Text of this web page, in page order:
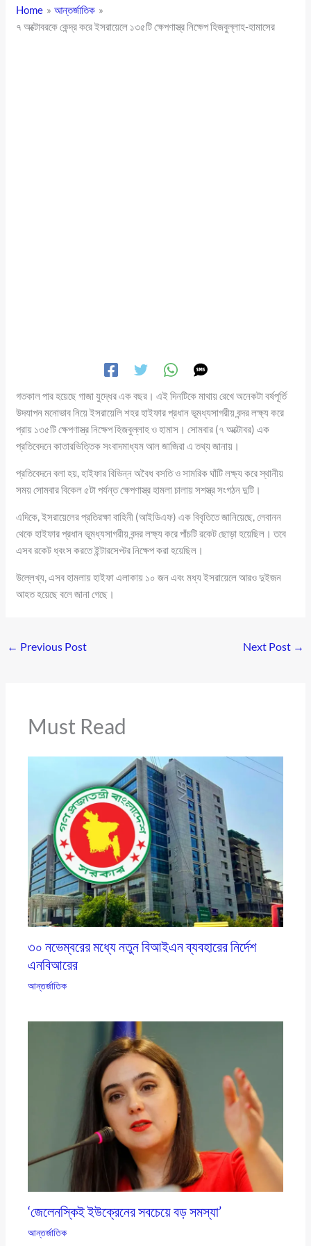
Home
আন্তর্জাতিক
৭ অক্টোবরকে কেন্দ্র করে ইসরায়েলে ১৩৫টি ক্ষেপণাস্ত্র নিক্ষেপ হিজবুল্লাহ-হামাসের
গতকাল পার হয়েছে গাজা যুদ্ধের এক বছর। এই দিনটিকে মাথায় রেখে অনেকটা বর্ষপূর্তি
উদযাপন মনোভাব নিয়ে ইসরায়েলি শহর হাইফার প্রধান ভূমধ্যসাগরীয় বন্দর লক্ষ্য করে
প্রায় ১৩৫টি ক্ষেপণাস্ত্র নিক্ষেপ হিজবুল্লাহ ও হামাস। সোমবার (৭ অক্টোবর) এক
প্রতিবেদনে কাতারভিত্তিক সংবাদমাধ্যম আল জাজিরা এ তথ্য জানায়।
প্রতিবেদনে বলা হয়, হাইফার বিভিন্ন অবৈধ বসতি ও সামরিক ঘাঁটি লক্ষ্য করে স্থানীয়
সময় সোমবার বিকেল ৫টা পর্যন্ত ক্ষেপণাস্ত্র হামলা চালায় সশস্ত্র সংগঠন দুটি।
এদিকে, ইসরায়েলের প্রতিরক্ষা বাহিনী (আইডিএফ) এক বিবৃতিতে জানিয়েছে, লেবানন
থেকে হাইফার প্রধান ভূমধ্যসাগরীয় বন্দর লক্ষ্য করে পাঁচটি রকেট ছোড়া হয়েছিল। তবে
এসব রকেট ধ্বংস করতে ইন্টারসেপ্টর নিক্ষেপ করা হয়েছিল।
উল্লেখ্য, এসব হামলায় হাইফা এলাকায় ১০ জন এবং মধ্য ইসরায়েলে আরও দুইজন
আহত হয়েছে বলে জানা গেছে।
← Previous Post Next Post →
Must Read
৩০ নভেম্বরের মধ্যে নতুন বিআইএন ব্যবহারের নির্দেশ
এনবিআরের
আন্তর্জাতিক
‘জেলেনস্কিই ইউক্রেনের সবচেয়ে বড় সমস্যা’
আন্তর্জাতিক